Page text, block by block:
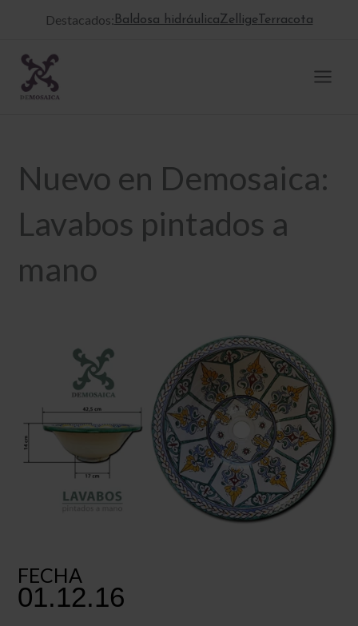
Destacados: Baldosa hidráulicaZellige Terracota
Nuevo en Demosaica:
Lavabos pintados a
mano
FECHA
01.12.16